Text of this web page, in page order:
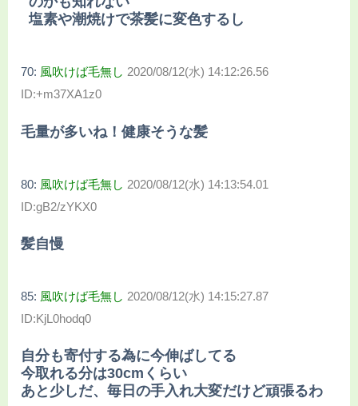
塩素や潮焼けで茶髪に変色するし
70: 風吹けば毛無し 2020/08/12(水) 14:12:26.56
ID:+m37XA1z0
毛量が多いね！健康そうな髪
80: 風吹けば毛無し 2020/08/12(水) 14:13:54.01
ID:gB2/zYKX0
髪自慢
85: 風吹けば毛無し 2020/08/12(水) 14:15:27.87
ID:KjL0hodq0
自分も寄付する為に今伸ばしてる
今取れる分は30cmくらい
あと少しだ、毎日の手入れ大変だけど頑張るわ